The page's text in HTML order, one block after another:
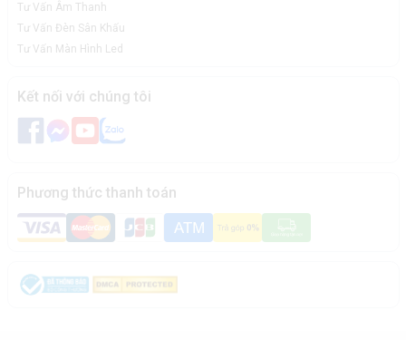
Tư Vấn Âm Thanh
Tư Vấn Đèn Sân Khấu
Tư Vấn Màn Hình Led
Kết nối với chúng tôi
Phương thức thanh toán